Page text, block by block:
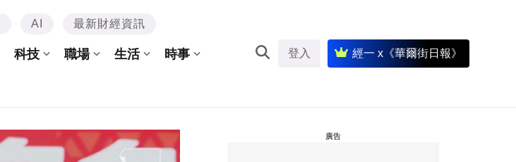
AI 最新財經資訊
科技 職場 生活 時事 登入 經一 x《華爾街日報》
廣告